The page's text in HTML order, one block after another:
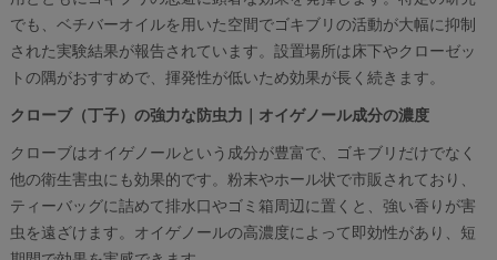
でも、ベチバーオイルを用いた空間でゴキブリの活動が大幅に抑制
された実験結果が報告されています。設置場所は床下やクローゼッ
トの隅がおすすめで、揮発性が低いため効果が長く続きます。
クローブ（丁子）の強力な防虫力｜オイゲノール成分の濃度
クローブはオイゲノールという成分が豊富で、ゴキブリだけでなく
他の衛生害虫にも効果的です。粉末やホール状で市販されており、
ティーバッグに詰めて排水口やゴミ箱周辺に置くと、強い香りが害
虫を遠ざけます。オイゲノールの高濃度によって即効性があり、短